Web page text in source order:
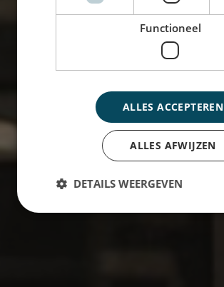
Functioneel
ALLES ACCEPTEREN
ALLES AFWIJZEN
DETAILS WEERGEVEN